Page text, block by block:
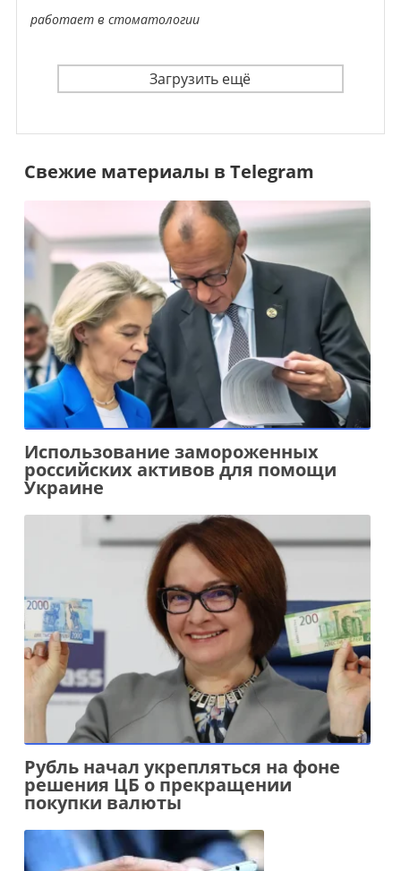
работает в стоматологии
Загрузить ещё
Свежие материалы в Telegram
Использование замороженных
российских активов для помощи
Украине
Рубль начал укрепляться на фоне
решения ЦБ о прекращении
покупки валюты